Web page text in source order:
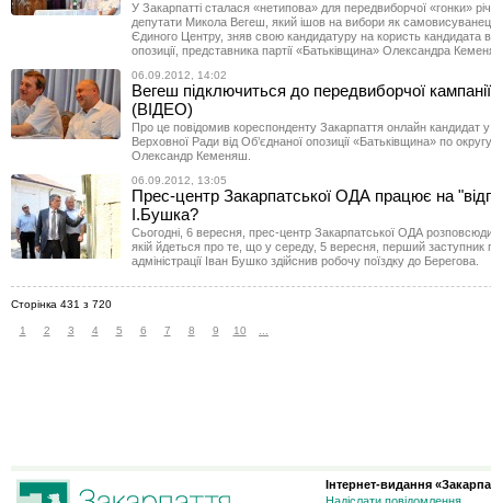
У Закарпатті сталася «нетипова» для передвиборчої «гонки»
депутати Микола Вегеш, який ішов на вибори як
Єдиного Центру, зняв свою кандидатуру на користь кандидата
опозиції, представника партії «Батьківщина» Олександра
06.09.2012, 14:02
Вегеш підключиться до передвиборчої
(ВІДЕО)
Про це повідомив кореспонденту Закарпаття онлайн кандидат
Верховної Ради від Об’єднаної опозиції «Батьківщина» по
Олександр Кеменяш.
06.09.2012, 13:05
Прес-центр Закарпатської ОДА працює на
І.Бушка?
Сьогодні, 6 вересня, прес-центр Закарпатської ОДА
якій йдеться про те, що у середу, 5 вересня, перший заступник
адміністрації Іван Бушко здійснив робочу поїздку до Берегова.
Сторінка 431 з 720
1 2 3 4 5 6 7 8 9 10
Інтернет-видання